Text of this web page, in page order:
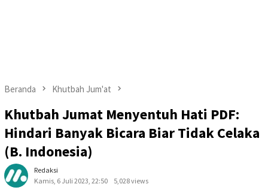
Beranda Khutbah Jum'at
Khutbah Jumat Menyentuh Hati PDF:
Hindari Banyak Bicara Biar Tidak Celaka
(B. Indonesia)
Redaksi
Kamis, 6 Juli 2023, 22:50
5,028 views